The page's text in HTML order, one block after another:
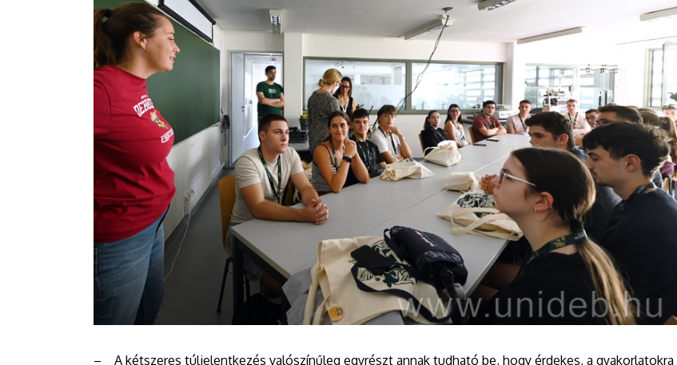
– A kétszeres túljelentkezés valószínűleg egyrészt annak tudható be, hogy érdekes, a gyakorlatokra